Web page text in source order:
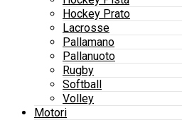
Hockey Prato
Lacrosse
Pallamano
Pallanuoto
Rugby
Softball
Volley
Motori